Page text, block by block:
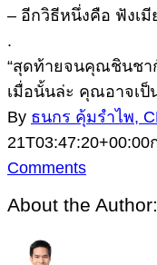
– อีกวิธีหนึ่งคือ ฟังเ
.
“สุดท้ายจนคุณชินชา
เมื่อนั้นล่ะ คุณอาจเป็
By ธนกร คุ้มรำไพ,
21T03:47:20+00:00
Comments
About the Author: